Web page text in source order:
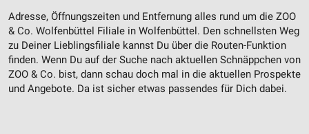
Adresse, Öffnungszeiten und Entfernung alles rund um die ZOO
& Co. Wolfenbüttel Filiale in Wolfenbüttel. Den schnellsten Weg
zu Deiner Lieblingsfiliale kannst Du über die Routen-Funktion
finden. Wenn Du auf der Suche nach aktuellen Schnäppchen von
ZOO & Co. bist, dann schau doch mal in die aktuellen Prospekte
und Angebote. Da ist sicher etwas passendes für Dich dabei.